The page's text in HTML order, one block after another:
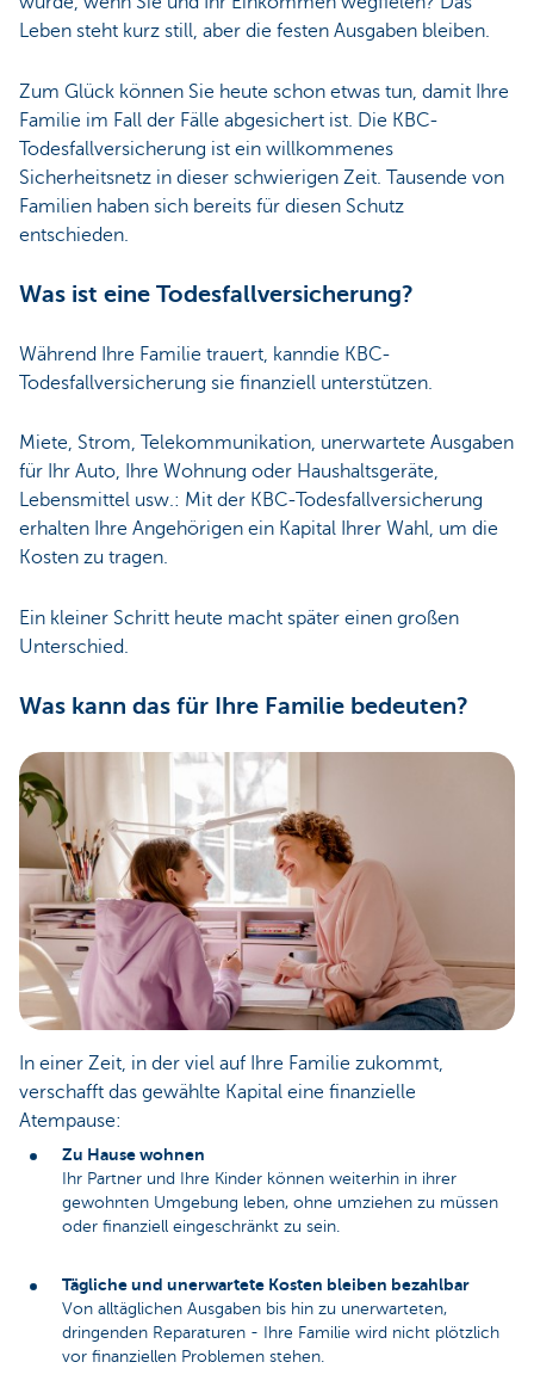
Leben steht kurz still, aber die festen Ausgaben bleiben.
Zum Glück können Sie heute schon etwas tun, damit Ihre
Familie im Fall der Fälle abgesichert ist. Die KBC-
Todesfallversicherung ist ein willkommenes
Sicherheitsnetz in dieser schwierigen Zeit. Tausende von
Familien haben sich bereits für diesen Schutz
entschieden.
Was ist eine Todesfallversicherung?
Während Ihre Familie trauert, kanndie KBC-
Todesfallversicherung sie finanziell unterstützen.
Miete, Strom, Telekommunikation, unerwartete Ausgaben
für Ihr Auto, Ihre Wohnung oder Haushaltsgeräte,
Lebensmittel usw.: Mit der KBC-Todesfallversicherung
erhalten Ihre Angehörigen ein Kapital Ihrer Wahl, um die
Kosten zu tragen.
Ein kleiner Schritt heute macht später einen großen
Unterschied.
Was kann das für Ihre Familie bedeuten?
In einer Zeit, in der viel auf Ihre Familie zukommt,
verschafft das gewählte Kapital eine finanzielle
Atempause:
Zu Hause wohnen
Ihr Partner und Ihre Kinder können weiterhin in ihrer
gewohnten Umgebung leben, ohne umziehen zu müssen
oder finanziell eingeschränkt zu sein.
Tägliche und unerwartete Kosten bleiben bezahlbar
Von alltäglichen Ausgaben bis hin zu unerwarteten,
dringenden Reparaturen - Ihre Familie wird nicht plötzlich
vor finanziellen Problemen stehen.